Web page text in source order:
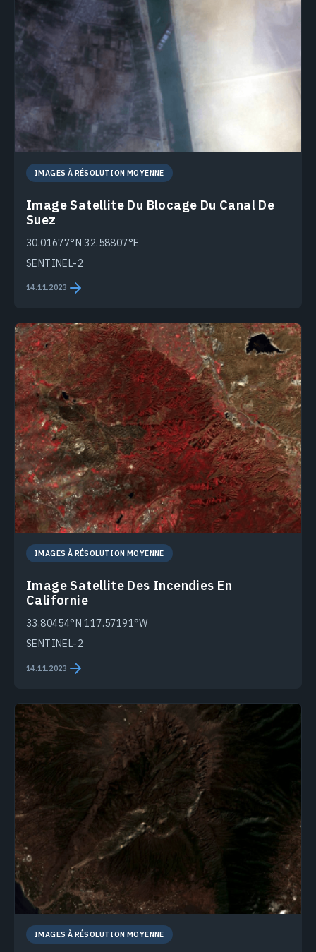
IMAGES À RÉSOLUTION MOYENNE
Image Satellite Du Blocage Du Canal De
Suez
30.01677°N 32.58807°E
SENTINEL-2
14.11.2023
IMAGES À RÉSOLUTION MOYENNE
Image Satellite Des Incendies En
Californie
33.80454°N 117.57191°W
SENTINEL-2
14.11.2023
IMAGES À RÉSOLUTION MOYENNE